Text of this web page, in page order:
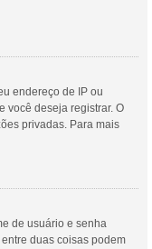
endereço de IP ou
você deseja registrar. O
privadas. Para mais
de usuário e senha
duas coisas podem